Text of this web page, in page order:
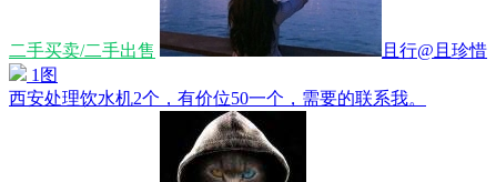
二手买卖/二手出售 且行@且珍惜
1图
西安处理饮水机2个，有价位50一个，需要的联系我。